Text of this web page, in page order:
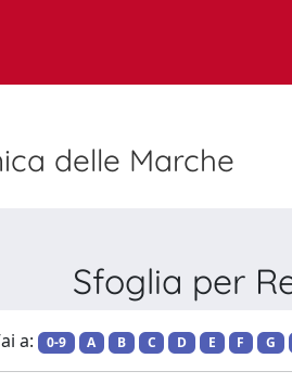
delle Marche
Sfoglia per
a: 0-9 A B C D E F G